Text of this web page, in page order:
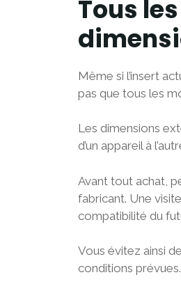
Tous
Même si l’insert
pas que tous les
Les dimensions
d’un appareil à
Avant tout achat,
fabricant. Une
compatibilité du
Vous évitez ainsi
conditions prévues.